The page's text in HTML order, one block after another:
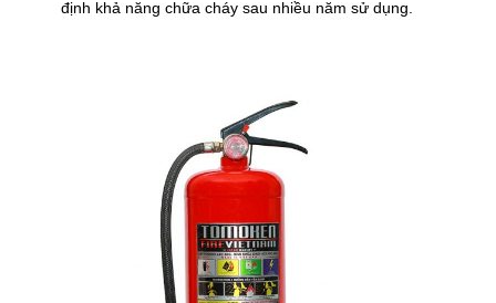
định khả năng chữa cháy sau nhiều năm sử dụng.